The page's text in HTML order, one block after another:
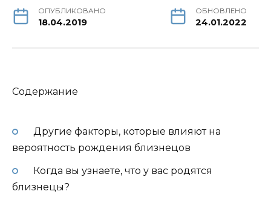
ОПУБЛИКОВАНО
18.04.2019
ОБНОВЛЕНО
24.01.2022
Содержание
Другие факторы, которые влияют на
вероятность рождения близнецов
Когда вы узнаете, что у вас родятся
близнецы?